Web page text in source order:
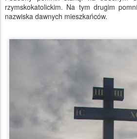
rzymskokatolickim. Na tym drugim
nazwiska dawnych mieszkańców.